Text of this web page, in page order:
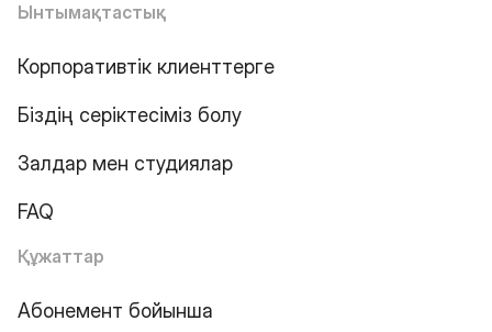
Ынтымақтастық
Корпоративтік клиенттерге
Біздің серіктесіміз болу
Залдар мен студиялар
FAQ
Құжаттар
Абонемент бойынша